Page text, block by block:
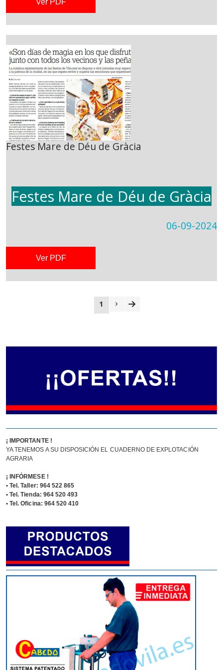
Festes Mare de Déu de Gràcia
Festes Mare de Déu de Gràcia
06-09-2024
Ver PDF
1
¡ IMPORTANTE !
YA TENEMOS A SU DISPOSICIÓN EL CUADERNO DE EXPLOTACIÓN
AGRARIA
¡ INFÓRMESE !
• Tel. Taller: 964 522 865
• Tel. Tienda: 964 520 493
• Tel. Oficina: 964 520 410